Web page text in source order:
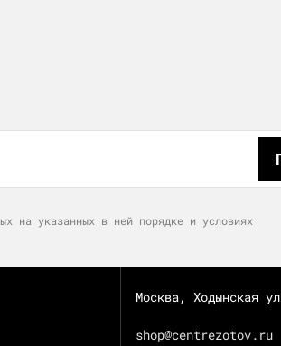
на указанных в ней порядке и условиях
Москва, Ходынская
shop@centrezotov.ru